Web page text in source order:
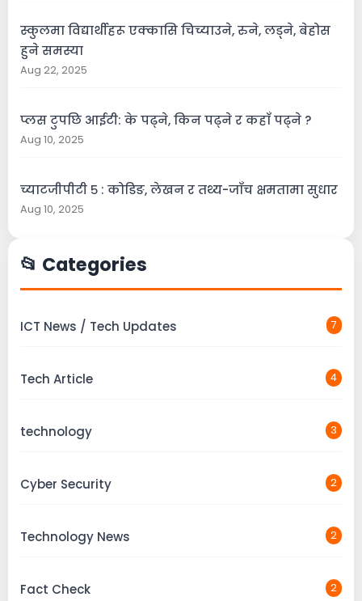
स्कुलमा विद्यार्थीहरू एक्कासि चिच्याउने, रुने, लड्ने, बेहोस
हुने समस्या
Aug 22, 2025
प्लस टुपछि आईटी: के पढ्ने, किन पढ्ने र कहाँ पढ्ने ?
Aug 10, 2025
च्याटजीपीटी ५ : कोडिङ, लेखन र तथ्य-जाँच क्षमतामा सुधार
Aug 10, 2025
📂 Categories
ICT News / Tech Updates 7
Tech Article 4
technology 3
Cyber Security 2
Technology News 2
Fact Check 2